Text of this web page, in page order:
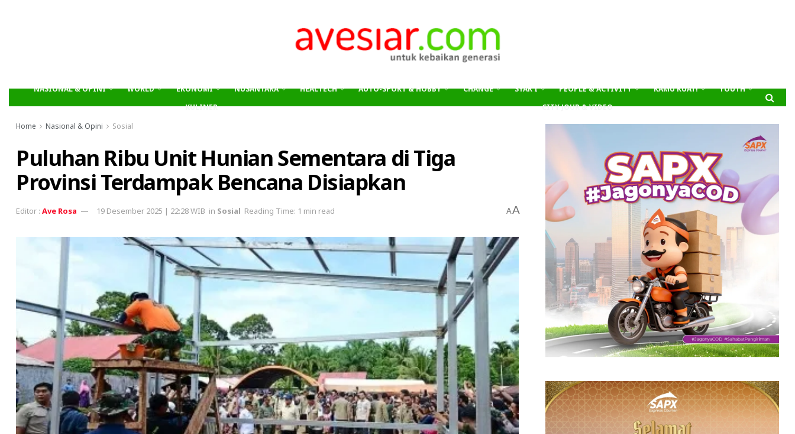
NASIONAL & OPINI WORLD EKONOMI NUSANTARA HEALTECH AUTO-SPORT & HOBBY CHANGE SYAR’I PEOPLE & ACTIVITY KAMU KUAT!
YOUTH
KULINER
CITY JOUR & VIDEO
Home
Nasional & Opini Sosial
Puluhan Ribu Unit Hunian Sementara di Tiga
Provinsi Terdampak Bencana Disiapkan
Ave Rosa 19 Desember 2025 | 22:28 WIB in Sosial Reading Time: 1 min read AA